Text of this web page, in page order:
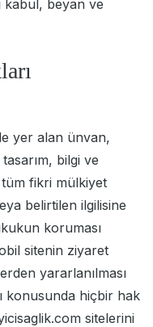
kabul, beyan ve
yer alan ünvan,
bilgi ve
fikri mülkiyet
belirtilen ilgilisine
koruması
sitenin ziyaret
yararlanılması
konusunda hiçbir hak
sitelerini